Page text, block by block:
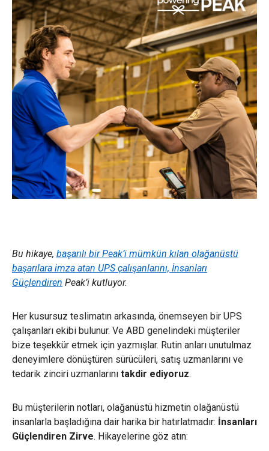
Bu hikaye, başarılı bir Peak’i mümkün kılan olağanüstü
başarılara imza atan UPS çalışanlarını, İnsanları
Güçlendiren Peak’i kutluyor.
Her kusursuz teslimatın arkasında, önemseyen bir UPS
çalışanları ekibi bulunur. Ve ABD genelindeki müşteriler
bize teşekkür etmek için yazmışlar. Rutin anları unutulmaz
deneyimlere dönüştüren sürücüleri, satış uzmanlarını ve
tedarik zinciri uzmanlarını takdir ediyoruz.
Bu müşterilerin notları, olağanüstü hizmetin olağanüstü
insanlarla başladığına dair harika bir hatırlatmadır: İnsanları
Güçlendiren Zirve. Hikayelerine göz atın: